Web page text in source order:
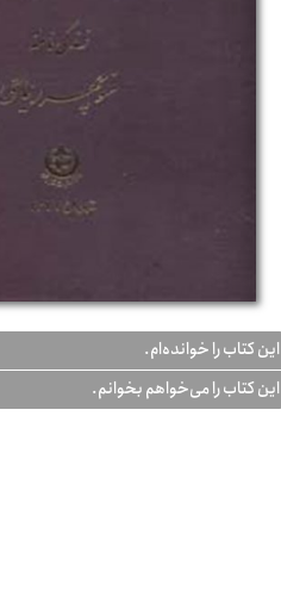
این کتاب را خوانده‌ام.
این کتاب را می‌خواهم بخوانم.